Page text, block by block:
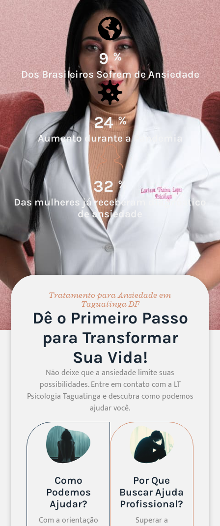
9.3 %
Dos Brasileiros Sofrem de Ansiedade
25 %
Aumento durante a Pandemia
34.2
Das mulheres já receberam diagnóstico
de ansiedade
Tratamento para Ansiedade em
Taguatinga DF
Dê o Primeiro Passo
para Transformar
Sua Vida!
Não deixe que a ansiedade limite suas
possibilidades. Entre em contato com a LT
Psicologia Taguatinga e descubra como podemos
ajudar você.
Como
Podemos
Ajudar?
Com a orientação
Por Que
Buscar Ajuda
Profissional?
Superar a